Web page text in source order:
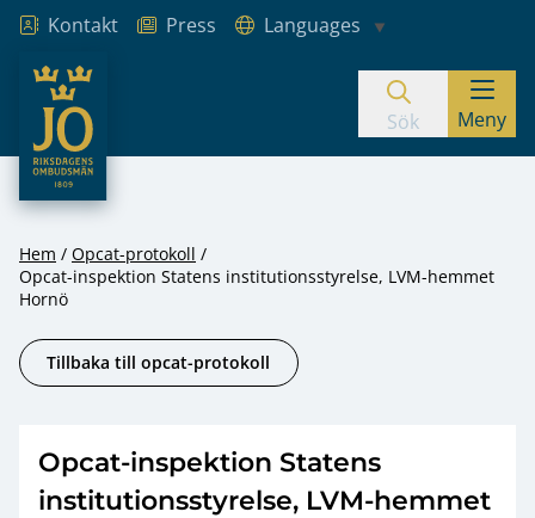
Hoppa till innehåll
Kontakt Press
Languages
JO – Riksdagens Ombudsmän
Sök Meny
Hem
Opcat-protokoll
Opcat-inspektion Statens institutionsstyrelse, LVM-hemmet
Hornö
Tillbaka till opcat-protokoll
Opcat-inspektion Statens
institutionsstyrelse, LVM-hemmet